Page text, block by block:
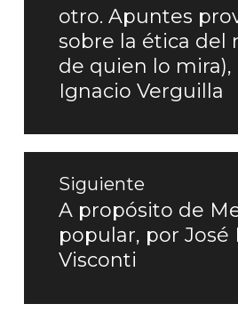
entradas
anterior:
otro. Apuntes
sobre la ética del
de quien lo mira),
Ignacio Verguilla
Siguiente
Entrada
siguiente:
A propósito de
popular, por José
Visconti